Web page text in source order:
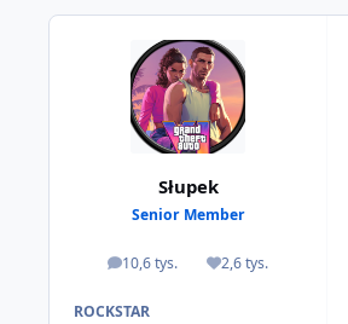
Słupek
Senior Member
10,6 tys.
odpowiedzi2,6 tys.
Reputacja
ROCKSTAR